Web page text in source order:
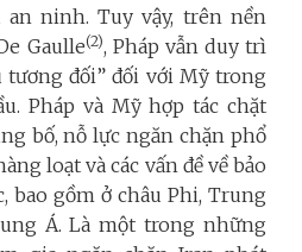
ninh. Tuy vậy, trên nền
Gaulle(2), Pháp vẫn duy trì
tương đối” đối với Mỹ trong
Pháp và Mỹ hợp tác chặt
bố, nỗ lực ngăn chặn phổ
loạt và các vấn đề về bảo
bao gồm ở châu Phi, Trung
Á. Là một trong những